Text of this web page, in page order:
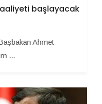
başlayacak
Ahmet
...